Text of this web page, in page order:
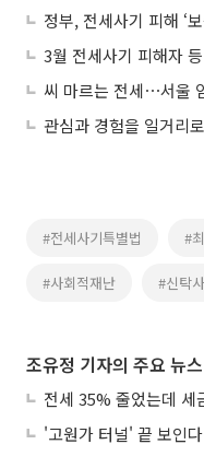
씨 마르는 전세⋯서울
관심과 경험을 일거리
#전세사기특별법 #
#사회적재난 #신탁
조유정 기자의 주요 뉴스